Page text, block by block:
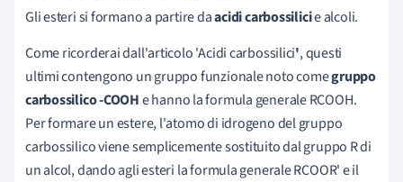
Gli esteri si formano a partire daacidi carbossilicie alcoli.
Come ricorderai dall'articolo 'Acidi carbossilici', questi
ultimi contengono un gruppo funzionale noto comegruppo
carbossilico -COOHe hanno la formula generale RCOOH.
Per formare un estere, l'atomo di idrogeno del gruppo
carbossilico viene semplicemente sostituito dal gruppo R di
un alcol, dando agli esteri la formula generale RCOOR' e il